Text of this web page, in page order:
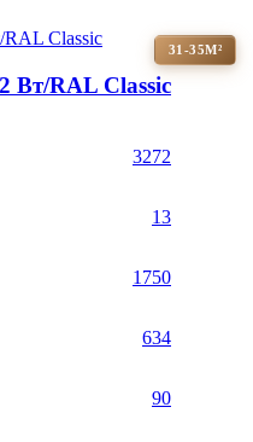
31-35М²
Вт/RAL Classic
3272
13
1750
634
90